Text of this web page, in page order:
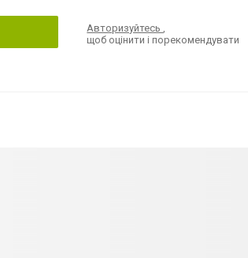
Авторизуйтесь,
щоб оцінити і порекомендувати